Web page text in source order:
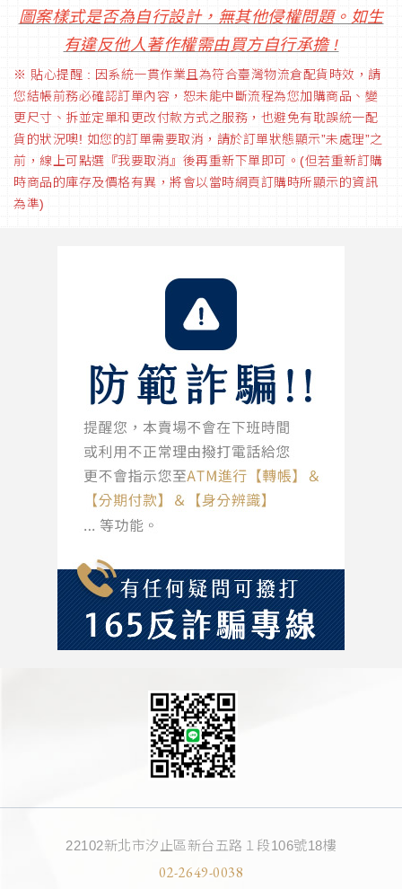
圖案樣式是否為自行設計，無其他侵權問題。如生
有違反他人著作權需由買方自行承擔 !
※ 貼心提醒 : 因系統一貫作業且為符合臺灣物流倉配貨時效，請
您結帳前務必確認訂單內容，恕未能中斷流程為您加購商品、變
更尺寸、拆並定單和更改付款方式之服務，也避免有耽誤統一配
貨的狀況噢! 如您的訂單需要取消，請於訂單狀態顯示”未處理”之
前，線上可點選『我要取消』後再重新下單即可。(但若重新訂購
時商品的庫存及價格有異，將會以當時網頁訂購時所顯示的資訊
為準)
22102新北市汐止區新台五路１段106號18樓
02-2649-0038